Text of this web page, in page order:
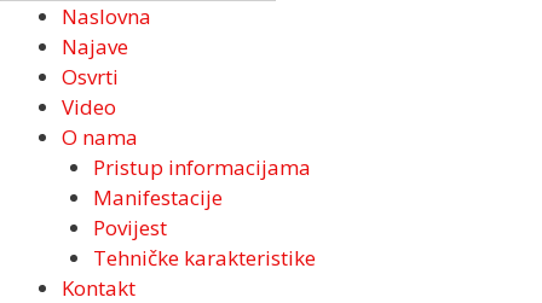
Naslovna
Najave
Osvrti
Video
O nama
Pristup informacijama
Manifestacije
Povijest
Tehničke karakteristike
Kontakt